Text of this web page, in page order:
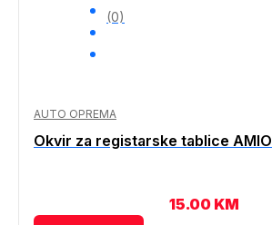
(0)
AUTO OPREMA
Okvir za registarske tablice AMIO
15.00 KM